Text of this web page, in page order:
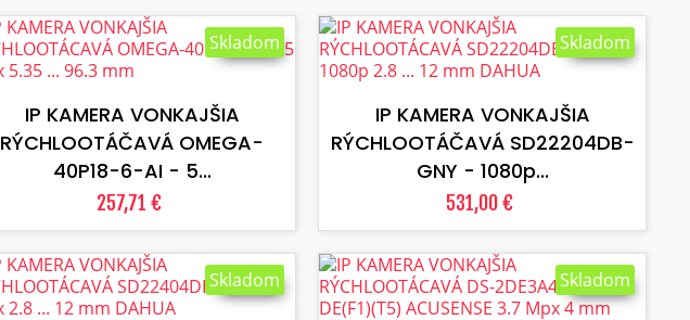
VLOŽIŤ DO KOŠÍKA
IP KAMERA VONKAJŠIA
RÝCHLOOTÁČAVÁ OMEGA-
40P18-6-AI - 5...
257,71 €
Skladom
VLOŽIŤ DO KOŠÍKA
IP KAMERA VONKAJŠIA
RÝCHLOOTÁČAVÁ SD22204DB-
GNY - 1080p...
531,00 €
Skladom
VLOŽIŤ DO KOŠÍKA
Skladom Skladom